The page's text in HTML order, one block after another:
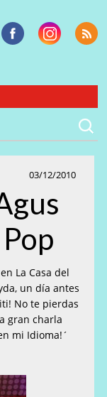
03/12/2010
La Casa del
un día antes
No te pierdas
gran charla
mi Idioma!´